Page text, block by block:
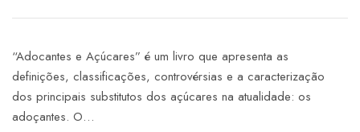
“Adocantes e Açúcares” é um livro que apresenta as
definições, classificações, controvérsias e a caracterização
dos principais substitutos dos açúcares na atualidade: os
adoçantes. O…